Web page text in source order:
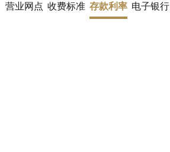
营业网点 收费标准 存款利率 电子银行